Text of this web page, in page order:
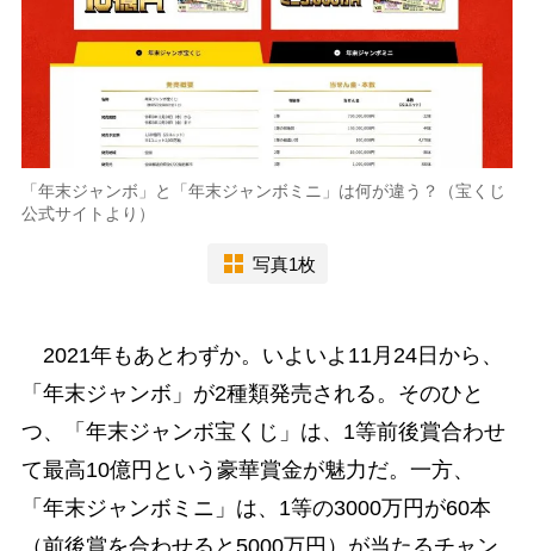
「年末ジャンボ」と「年末ジャンボミニ」は何が違う？（宝くじ
公式サイトより）
写真1枚
2021年もあとわずか。いよいよ11月24日から、
「年末ジャンボ」が2種類発売される。そのひと
つ、「年末ジャンボ宝くじ」は、1等前後賞合わせ
て最高10億円という豪華賞金が魅力だ。一方、
「年末ジャンボミニ」は、1等の3000万円が60本